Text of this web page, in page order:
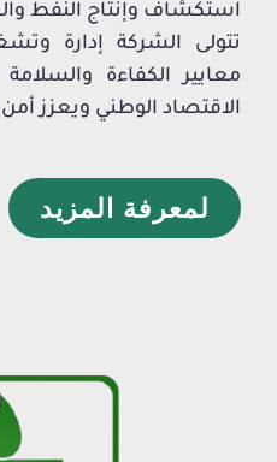
استكشاف وإنتاج النفط
تتولى الشركة إدارة
معايير الكفاءة
الاقتصاد الوطني ويعزز
لمعرفة المزيد